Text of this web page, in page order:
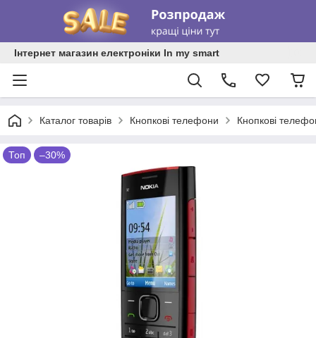
Інтернет магазин електроніки In my smart
Каталог товарів Кнопкові телефони Кнопкові
Топ –30%